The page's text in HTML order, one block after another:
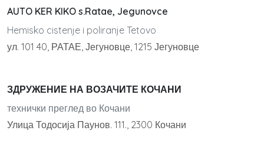
AUTO KER KIKO s.Ratae, Jegunovce
Hemisko cistenje i poliranje Tetovo
ул. 101 40, РАТАЕ, Јегуновце, 1215 Јегуновце
ЗДРУЖЕНИЕ НА ВОЗАЧИТЕ КОЧАНИ
технички преглед во Кочани
Улица Тодосија Паунов. 111., 2300 Кочани